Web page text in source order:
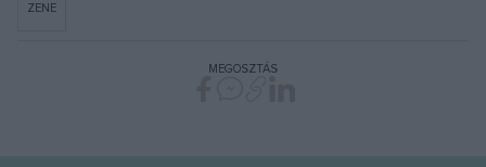
ZENE
MEGOSZTÁS